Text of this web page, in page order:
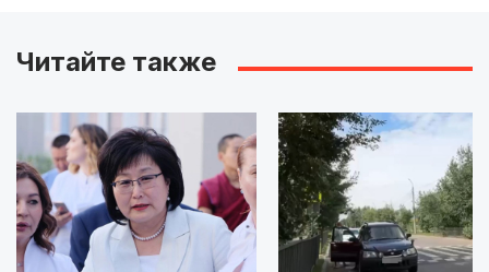
Читайте также